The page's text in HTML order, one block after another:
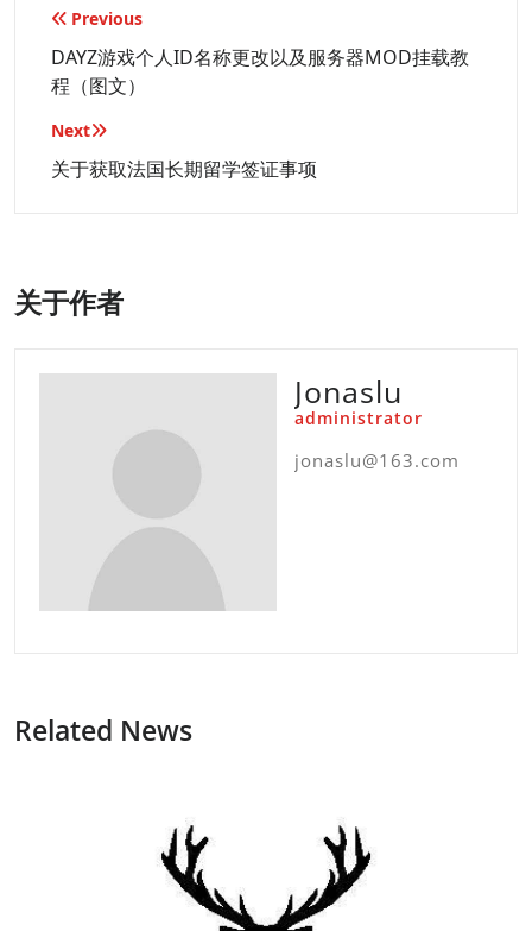
文
章
导
航
Previous
DAYZ游戏个人ID名称更改以及服务器MOD挂载教
程（图文）
Next
关于获取法国长期留学签证事项
关于作者
Jonaslu
administrator
jonaslu@163.com
Related News